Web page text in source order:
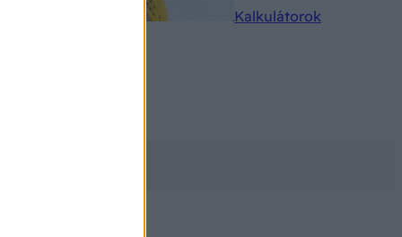
Kalkulátorok